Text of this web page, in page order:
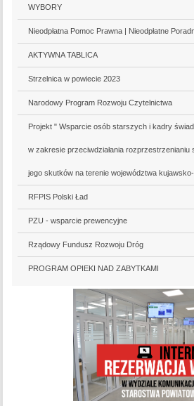
WYBORY
Nieodpłatna Pomoc Prawna | Nieodpłatne
AKTYWNA TABLICA
Strzelnica w powiecie 2023
Narodowy Program Rozwoju Czytelnictwa
Projekt " Wsparcie osób starszych i kadry
w zakresie przeciwdziałania rozprzestrzenianiu
jego skutków na terenie województwa
RFPIS Polski Ład
PZU - wsparcie prewencyjne
Rządowy Fundusz Rozwoju Dróg
PROGRAM OPIEKI NAD ZABYTKAMI